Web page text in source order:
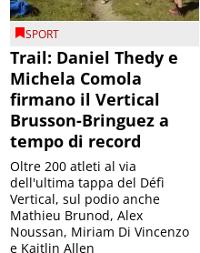
SPORT
Trail: Daniel Thedy e
Michela Comola
firmano il Vertical
Brusson-Bringuez a
tempo di record
Oltre 200 atleti al via
dell'ultima tappa del Défì
Vertical, sul podio anche
Mathieu Brunod, Alex
Noussan, Miriam Di Vincenzo
e Kaitlin Allen